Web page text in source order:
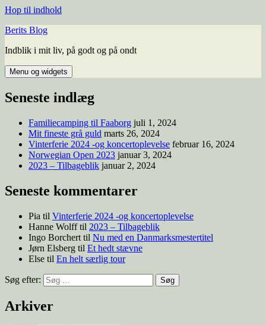
Hop til indhold
Berits Blog
Indblik i mit liv, på godt og på ondt
Menu og widgets
Seneste indlæg
Familiecamping til Faaborg juli 1, 2024
Mit fineste grå guld marts 26, 2024
Vinterferie 2024 -og koncertoplevelse februar 16, 2024
Norwegian Open 2023 januar 3, 2024
2023 – Tilbageblik januar 2, 2024
Seneste kommentarer
Pia til Vinterferie 2024 -og koncertoplevelse
Hanne Wolfftil 2023 – Tilbageblik
Ingo Borchert til Nu med en Danmarksmestertitel
Jørn Elsberg til Et hedt stævne
Else til En helt særlig tour
Søg efter:
Arkiver